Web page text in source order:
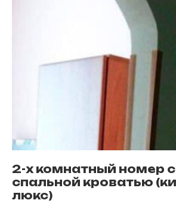
2-х комнатный номер с
спальной кроватью
люкс)